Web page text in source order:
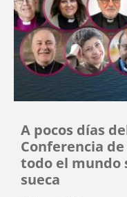
A pocos días
Conferencia
todo el mundo
sueca